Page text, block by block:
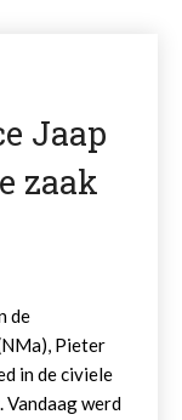
Jaap
zaak
de
Pieter
in de civiele
Vandaag werd